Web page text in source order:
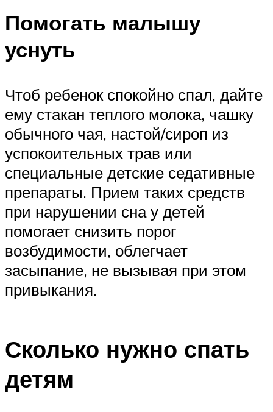
Помогать малышу
уснуть
Чтоб ребенок спокойно спал, дайте
ему стакан теплого молока, чашку
обычного чая, настой/сироп из
успокоительных трав или
специальные детские седативные
препараты. Прием таких средств
при нарушении сна у детей
помогает снизить порог
возбудимости, облегчает
засыпание, не вызывая при этом
привыкания.
Сколько нужно спать
детям